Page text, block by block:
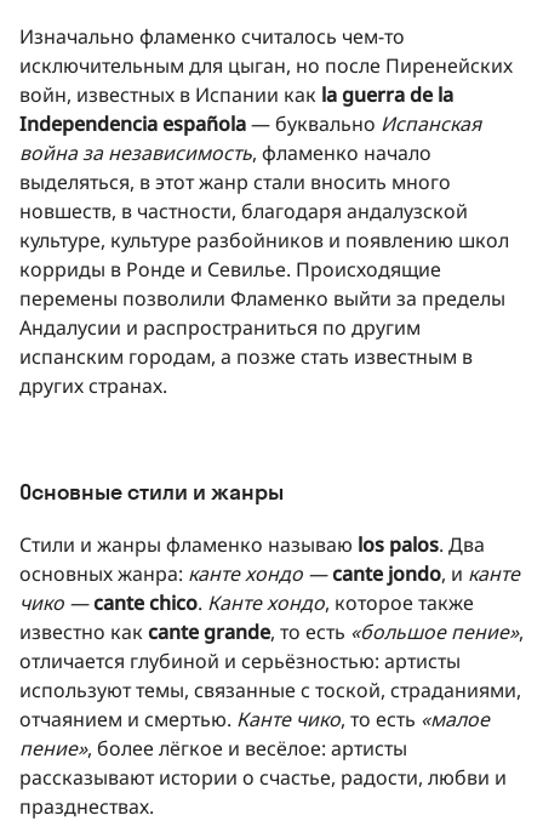
Изначально фламенко считалось чем-то
исключительным для цыган, но после Пиренейских
войн, известных в Испании как la guerra de la
Independencia española— буквально Испанская
война за независимость, фламенко начало
выделяться, в этот жанр стали вносить много
новшеств, в частности, благодаря андалузской
культуре, культуре разбойников и появлению школ
корриды в Ронде и Севилье. Происходящие
перемены позволили Фламенко выйти за пределы
Андалусии и распространиться по другим
испанским городам, а позже стать известным в
других странах.
Основные стили и жанры
Стили и жанры фламенко называю los palos. Два
основных жанра: канте хондо —cante jondo, и канте
чико —cante chico. Канте хондо, которое также
известно как cante grande, то есть «большое пение»,
отличается глубиной и серьёзностью: артисты
используют темы, связанные с тоской, страданиями,
отчаянием и смертью. Канте чико, то есть «малое
пение», более лёгкое и весёлое: артисты
рассказывают истории о счастье, радости, любви и
празднествах.